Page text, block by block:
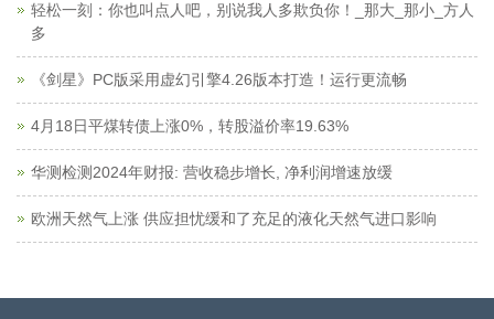
轻松一刻：你也叫点人吧，别说我人多欺负你！_那大_那小_方人
多
《剑星》PC版采用虚幻引擎4.26版本打造！运行更流畅
4月18日平煤转债上涨0%，转股溢价率19.63%
华测检测2024年财报: 营收稳步增长, 净利润增速放缓
欧洲天然气上涨 供应担忧缓和了充足的液化天然气进口影响